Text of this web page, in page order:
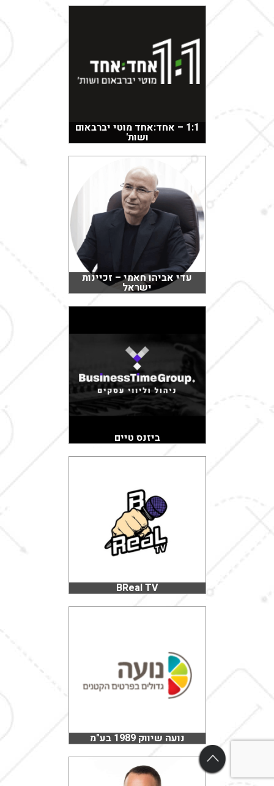
1:1 – אחד:אחד מוטי יברבאום
ושות'
עדי אביהו חאמי – זכיינות
ישראל
ביזנס טיים
BReal TV
נועה שיווק 1989 בע"מ